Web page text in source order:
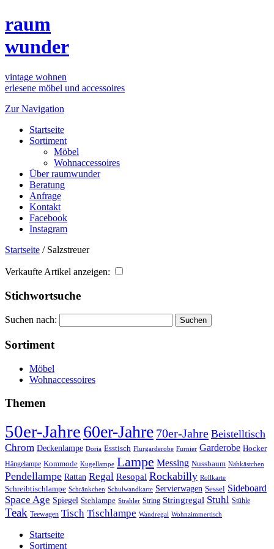
raum
wunder
vintage wohnen
erlesene möbel und accessoires
Zur Navigation
Startseite
Sortiment
Möbel
Wohnaccessoires
Über raumwunder
Beratung
Anfrage
Kontakt
Facebook
Instagram
Startseite / Salzstreuer
Verkaufte Artikel anzeigen:
Stichwortsuche
Suchen nach:
Sortiment
Möbel
Wohnaccessoires
Themen
50er-Jahre60er-Jahre 70er-Jahre Beistelltisch
Chrom Deckenlampe Doria Esstisch Flurgarderobe Furnier Garderobe Hocker
Hängelampe Kommode Kugellampe Lampe Messing Nussbaum Nähkästchen
Pendellampe Rattan Regal Resopal Rockabilly Rollkarte
Schreibtischlampe Schränkchen Schulwandkarte Servierwagen Sessel Sideboard
Space Age Spiegel Stehlampe Strahler String Stringregal Stuhl Stühle
Teak Teewagen Tisch Tischlampe Wandregal Wohnzimmertisch
Startseite
Sortiment